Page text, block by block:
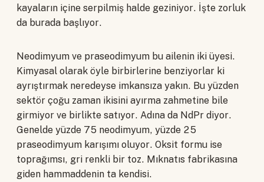
kayaların içine serpilmiş halde geziniyor. İşte zorluk
da burada başlıyor.
Neodimyum ve praseodimyum bu ailenin iki üyesi.
Kimyasal olarak öyle birbirlerine benziyorlar ki
ayrıştırmak neredeyse imkansıza yakın. Bu yüzden
sektör çoğu zaman ikisini ayırma zahmetine bile
girmiyor ve birlikte satıyor. Adına da NdPr diyor.
Genelde yüzde 75 neodimyum, yüzde 25
praseodimyum karışımı oluyor. Oksit formu ise
toprağımsı, gri renkli bir toz. Mıknatıs fabrikasına
giden hammaddenin ta kendisi.